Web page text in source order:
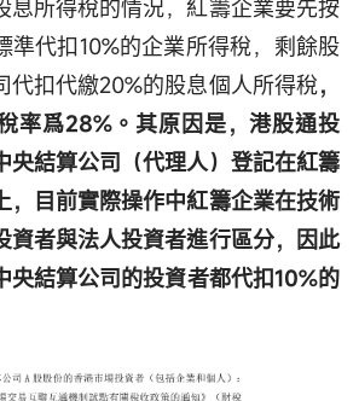
息所得稅的情況，紅籌企業要先按
準代扣10%的企業所得稅，剩餘股
代扣代繳20%的股息個人所得稅，
率爲28%。其原因是，港股通投
央結算公司（代理人）登記在紅籌
，目前實際操作中紅籌企業在技術
資者與法人投資者進行區分，因此
央結算公司的投資者都代扣10%的